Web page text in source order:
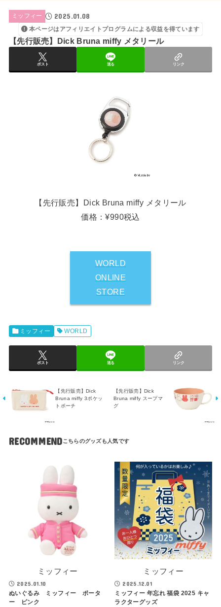
ミッフィー 2025.01.08
本ページはアフィリエイトプログラムによる収益を得ています
【先行販売】Dick Bruna miffy メタリール
ポスト 送る リンク
【先行販売】Dick Bruna miffy メタリール
価格：¥990税込
WORLD
ONLINE
STORE
ミッフィー WORLD
ポスト 送る リンク
【先行販売】Dick
Bruna miffy 3ポケッ
トポーチ
【先行販売】Dick
Bruna miffy スープマ
グ
RECOMMEND
ミッフィー
2025.01.10
ぬいぐるみ ミッフィー ポータ
ー ピンク
ミッフィー
2025.12.01
ミッフィー 年忘れ 福袋 2025 キャ
ラクターグッズ